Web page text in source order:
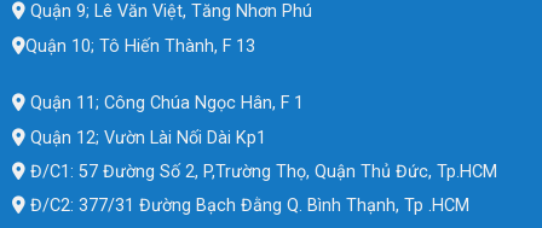
Quận 9; Lê Văn Việt, Tăng Nhơn Phú
Quận 10; Tô Hiến Thành, F 13
Quận 11; Công Chúa Ngọc Hân, F 1
Quận 12; Vườn Lài Nối Dài Kp1
Đ/C1: 57 Đường Số 2, P,Trường Thọ, Quận Thủ Đức, Tp.HCM
Đ/C2: 377/31 Đường Bạch Đằng Q. Bình Thạnh, Tp .HCM